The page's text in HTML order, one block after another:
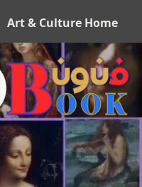
Art & Culture Home
ف
ن
و
ن